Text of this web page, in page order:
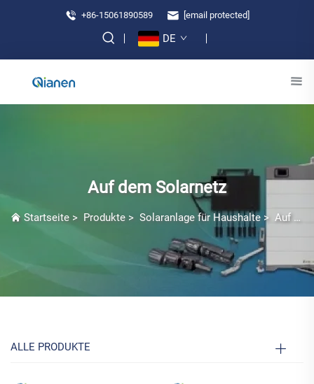
+86-15061890589 [email protected]
DE
Auf dem Solarnetz
Startseite > Produkte > Solaranlage für Haushalte > Auf dem Solarnetz
ALLE PRODUKTE